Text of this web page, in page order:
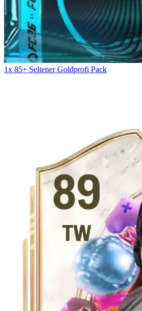
1x 85+ Seltener Goldprofi Pack